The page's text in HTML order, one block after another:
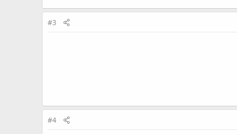
#3
#4